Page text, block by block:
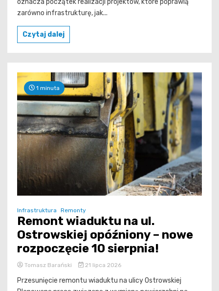
zarówno infrastrukturę, jak...
Czytaj dalej
1 minuta
Infrastruktura Remonty
Remont wiaduktu na ul.
Ostrowskiej opóźniony – nowe
rozpoczęcie 10 sierpnia!
Tomasz Barański 21 lipca 2026
Przesunięcie remontu wiaduktu na ulicy Ostrowskiej